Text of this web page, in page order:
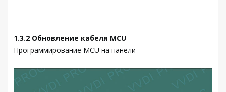
1.3.2 Обновление кабеля MCU
Программирование MCU на панели